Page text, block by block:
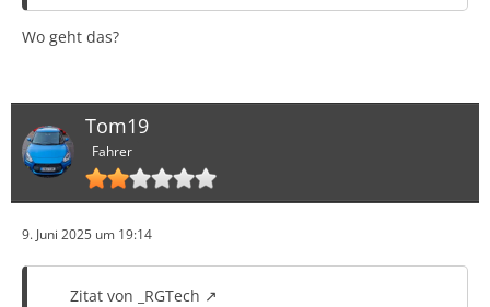
Wo geht das?
Tom19
Fahrer
9. Juni 2025 um 19:14
Zitat von _RGTech